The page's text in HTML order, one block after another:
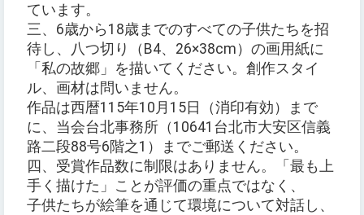
ています。
三、6歳から18歳までのすべての子供たちを招
待し、八つ切り（B4、26×38cm）の画用紙に
「私の故郷」を描いてください。創作スタイ
ル、画材は問いません。
作品は西暦115年10月15日（消印有効）まで
に、当会台北事務所（10641台北市大安区信義
路二段88号6階之1）までご郵送ください。
四、受賞作品数に制限はありません。「最も上
手く描けた」ことが評価の重点ではなく、
子供たちが絵筆を通じて環境について対話し、